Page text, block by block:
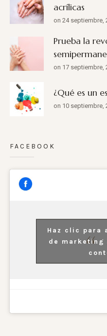
acrílicas
on 24 septiembre,
Prueba la
on 17 septiembre,
¿Qué es un
on 10 septiembre,
FACEBOOK
Haz clic para
de